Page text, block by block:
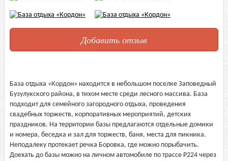
Добавить отзыв
База отдыха «Кордон» находится в небольшом поселке Заповедный
Бузулукского района, в тихом месте среди лесного массива. База
подходит для семейного загородного отдыха, проведения
свадебных торжеств, корпоративных мероприятий, детских
праздников. На территории базы предлагаются отдельные домики
и номера, беседка и зал для торжеств, баня, места для пикника.
Неподалеку протекает речка Боровка, где можно порыбачить.
Доехать до базы можно на личном автомобиле по трассе Р224 через